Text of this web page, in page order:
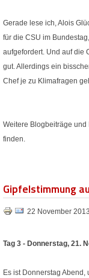
Gerade lese ich, Alois
für die CSU im
aufgefordert. Und auf die
gut. Allerdings ein
Chef je zu Klimafragen
Weitere Blogbeiträge und
finden.
Gipfelstimmung
22 November 2013
Tag 3 - Donnerstag, 21.
Es ist Donnerstag Abend,